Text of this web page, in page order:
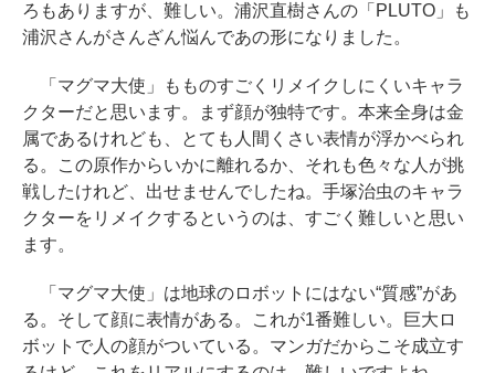
ろもありますが、難しい。浦沢直樹さんの「PLUTO」も
浦沢さんがさんざん悩んであの形になりました。
「マグマ大使」もものすごくリメイクしにくいキャラ
クターだと思います。まず顔が独特です。本来全身は金
属であるけれども、とても人間くさい表情が浮かべられ
る。この原作からいかに離れるか、それも色々な人が挑
戦したけれど、出せませんでしたね。手塚治虫のキャラ
クターをリメイクするというのは、すごく難しいと思い
ます。
「マグマ大使」は地球のロボットにはない“質感”があ
る。そして顔に表情がある。これが1番難しい。巨大ロ
ボットで人の顔がついている。マンガだからこそ成立す